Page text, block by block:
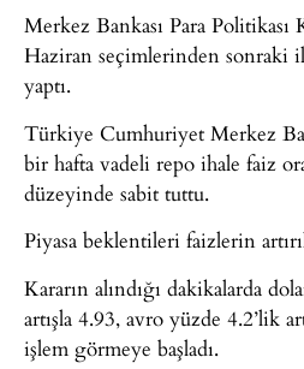
Merkez Bankası Para
Haziran seçimlerinden sonraki
yaptı.
Türkiye Cumhuriyet Merkez
bir hafta vadeli repo ihale faiz
düzeyinde sabit tuttu.
Piyasa beklentileri faizlerin
Kararın alındığı dakikalarda
artışla 4.93, avro yüzde 4.2’lik
işlem görmeye başladı.